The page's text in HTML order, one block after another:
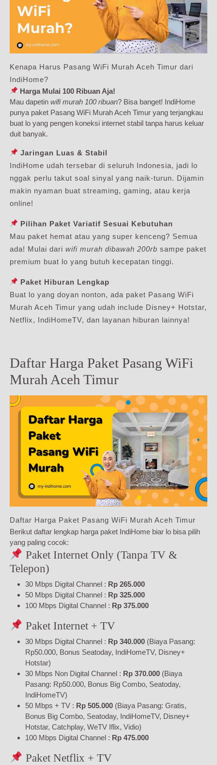
Kenapa Harus Pasang WiFi Murah Aceh Timur dari
IndiHome?
Harga Mulai 100 Ribuan Aja!
Mau dapetin wifi murah 100 ribuan? Bisa banget! IndiHome
punya paket Pasang WiFi Murah Aceh Timur yang terjangkau
buat lo yang pengen koneksi internet stabil tanpa harus keluar
duit banyak.
Jaringan Luas & Stabil
IndiHome udah tersebar di seluruh Indonesia, jadi lo
nggak perlu takut soal sinyal yang naik-turun. Dijamin
makin nyaman buat streaming, gaming, atau kerja
online!
Pilihan Paket Variatif Sesuai Kebutuhan
Mau paket hemat atau yang super kenceng? Semua
ada! Mulai dari wifi murah dibawah 200rb sampe paket
premium buat lo yang butuh kecepatan tinggi.
Paket Hiburan Lengkap
Buat lo yang doyan nonton, ada paket Pasang WiFi
Murah Aceh Timur yang udah include Disney+ Hotstar,
Netflix, IndiHomeTV, dan layanan hiburan lainnya!
Daftar Harga Paket Pasang WiFi
Murah Aceh Timur
Daftar Harga Paket Pasang WiFi Murah Aceh Timur
Berikut daftar lengkap harga paket IndiHome biar lo bisa pilih
yang paling cocok:
Paket Internet Only (Tanpa TV &
Telepon)
30 Mbps Digital Channel : Rp 265.000
50 Mbps Digital Channel : Rp 325.000
100 Mbps Digital Channel : Rp 375.000
Paket Internet + TV
30 Mbps Digital Channel : Rp 340.000 (Biaya Pasang:
Rp50.000, Bonus Seatoday, IndiHomeTV, Disney+
Hotstar)
30 Mbps Non Digital Channel : Rp 370.000 (Biaya
Pasang: Rp50.000, Bonus Big Combo, Seatoday,
IndiHomeTV)
50 Mbps + TV : Rp 505.000 (Biaya Pasang: Gratis,
Bonus Big Combo, Seatoday, IndiHomeTV, Disney+
Hotstar, Catchplay, WeTV Iflix, Vidio)
100 Mbps Digital Channel : Rp 475.000
Paket Netflix + TV